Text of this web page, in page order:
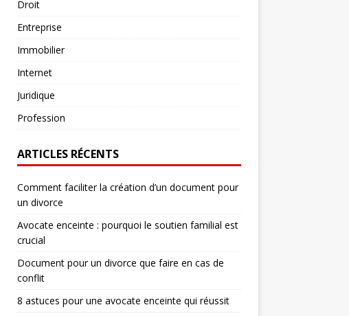
Droit
Entreprise
Immobilier
Internet
Juridique
Profession
ARTICLES RÉCENTS
Comment faciliter la création d’un document pour
un divorce
Avocate enceinte : pourquoi le soutien familial est
crucial
Document pour un divorce que faire en cas de
conflit
8 astuces pour une avocate enceinte qui réussit